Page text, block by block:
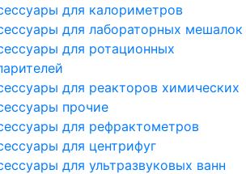
для калориметров
для лабораторных мешалок
для ротационных
для реакторов химических
прочие
для рефрактометров
для центрифуг
для ультразвуковых ванн